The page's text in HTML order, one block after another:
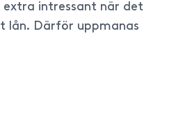
intressant när det
lån. Därför uppmanas